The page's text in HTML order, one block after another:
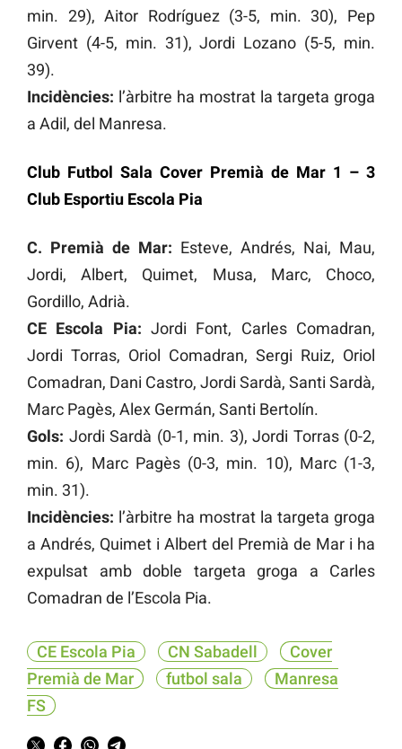
min. 29), Aitor Rodríguez (3-5, min. 30), Pep
Girvent (4-5, min. 31), Jordi Lozano (5-5, min.
39).
Incidències: l’àrbitre ha mostrat la targeta groga
a Adil, del Manresa.
Club Futbol Sala Cover Premià de Mar 1 – 3
Club Esportiu Escola Pia
C. Premià de Mar: Esteve, Andrés, Nai, Mau,
Jordi, Albert, Quimet, Musa, Marc, Choco,
Gordillo, Adrià.
CE Escola Pia: Jordi Font, Carles Comadran,
Jordi Torras, Oriol Comadran, Sergi Ruiz, Oriol
Comadran, Dani Castro, Jordi Sardà, Santi Sardà,
Marc Pagès, Alex Germán, Santi Bertolín.
Gols: Jordi Sardà (0-1, min. 3), Jordi Torras (0-2,
min. 6), Marc Pagès (0-3, min. 10), Marc (1-3,
min. 31).
Incidències: l’àrbitre ha mostrat la targeta groga
a Andrés, Quimet i Albert del Premià de Mar i ha
expulsat amb doble targeta groga a Carles
Comadran de l’Escola Pia.
CE Escola Pia CN Sabadell
Cover
Premià de Mar
futbol sala
Manresa
FS